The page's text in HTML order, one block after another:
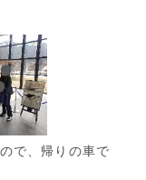
で、帰りの車で